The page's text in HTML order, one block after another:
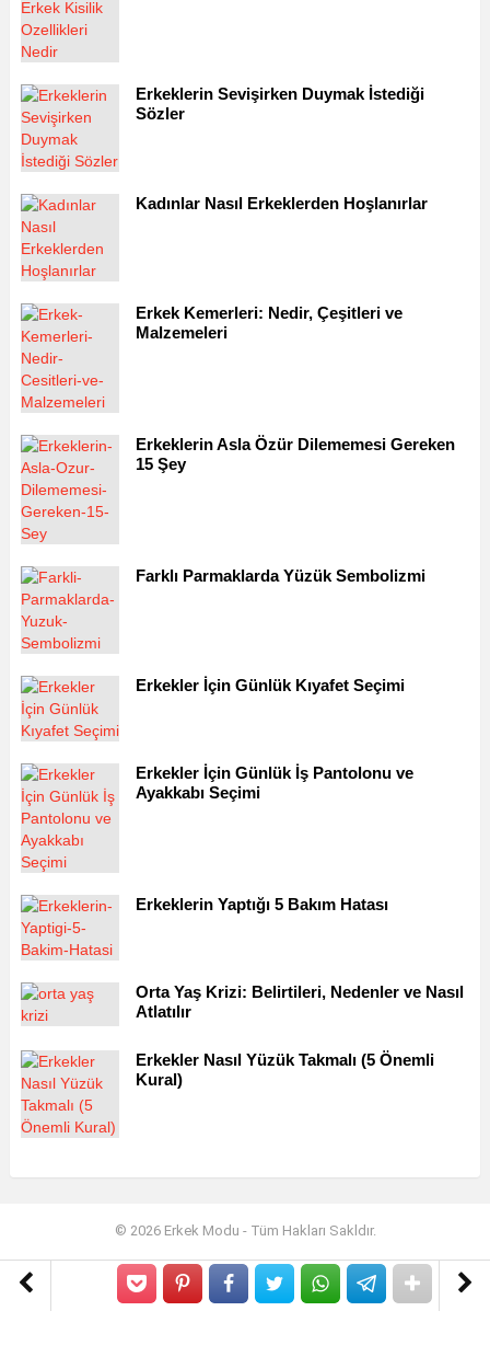
Erkeklerin Sevişirken Duymak İstediği
Sözler
Kadınlar Nasıl Erkeklerden Hoşlanırlar
Erkek Kemerleri: Nedir, Çeşitleri ve
Malzemeleri
Erkeklerin Asla Özür Dilememesi Gereken
15 Şey
Farklı Parmaklarda Yüzük Sembolizmi
Erkekler İçin Günlük Kıyafet Seçimi
Erkekler İçin Günlük İş Pantolonu ve
Ayakkabı Seçimi
Erkeklerin Yaptığı 5 Bakım Hatası
Orta Yaş Krizi: Belirtileri, Nedenler ve Nasıl
Atlatılır
Erkekler Nasıl Yüzük Takmalı (5 Önemli
Kural)
© 2026 Erkek Modu - Tüm Hakları Sakldır.
Hakkımızda
EKIBIMIZ